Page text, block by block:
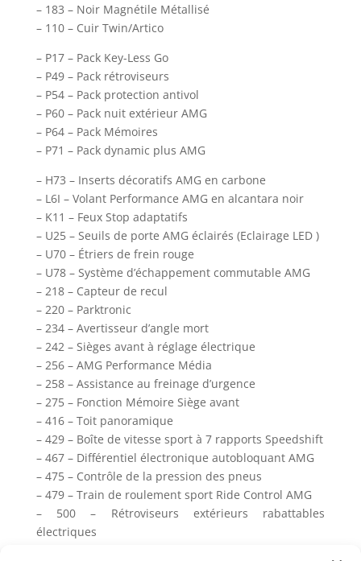
– 183 – Noir Magnétile Métallisé
– 110 – Cuir Twin/Artico
– P17 – Pack Key-Less Go
– P49 – Pack rétroviseurs
– P54 – Pack protection antivol
– P60 – Pack nuit extérieur AMG
– P64 – Pack Mémoires
– P71 – Pack dynamic plus AMG
– H73 – Inserts décoratifs AMG en carbone
– L6I – Volant Performance AMG en alcantara noir
– K11 – Feux Stop adaptatifs
– U25 – Seuils de porte AMG éclairés (Eclairage LED )
– U70 – Étriers de frein rouge
– U78 – Système d’échappement commutable AMG
– 218 – Capteur de recul
– 220 – Parktronic
– 234 – Avertisseur d’angle mort
– 242 – Sièges avant à réglage électrique
– 256 – AMG Performance Média
– 258 – Assistance au freinage d’urgence
– 275 – Fonction Mémoire Siège avant
– 416 – Toit panoramique
– 429 – Boîte de vitesse sport à 7 rapports Speedshift
– 467 – Différentiel électronique autobloquant AMG
– 475 – Contrôle de la pression des pneus
– 479 – Train de roulement sport Ride Control AMG
– 500 – Rétroviseurs extérieurs rabattables
électriques